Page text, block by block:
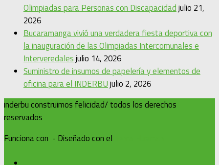
Olimpiadas para Personas con Discapacidadjulio 21,
2026
Bucaramanga vivió una verdadera fiesta deportiva con
la inauguración de las Olimpiadas Intercomunales e
Interveredalesjulio 14, 2026
Suministro de insumos de papelería y elementos de
oficina para el INDERBUjulio 2, 2026
inderbu construimos felicidad/ todos los derechos
reservados
Funciona con - Diseñado con el